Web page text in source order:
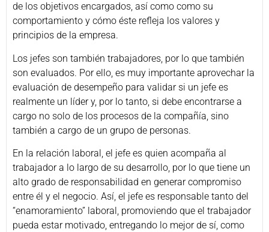
de los objetivos encargados, así como como su
comportamiento y cómo éste refleja los valores y
principios de la empresa.
Los jefes son también trabajadores, por lo que también
son evaluados. Por ello, es muy importante aprovechar la
evaluación de desempeño para validar si un jefe es
realmente un líder y, por lo tanto, si debe encontrarse a
cargo no solo de los procesos de la compañía, sino
también a cargo de un grupo de personas.
En la relación laboral, el jefe es quien acompaña al
trabajador a lo largo de su desarrollo, por lo que tiene un
alto grado de responsabilidad en generar compromiso
entre él y el negocio. Así, el jefe es responsable tanto del
“enamoramiento” laboral, promoviendo que el trabajador
pueda estar motivado, entregando lo mejor de sí, como